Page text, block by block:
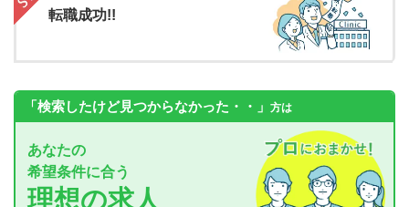
転職成功!!
「検索したけど見つからなかった・・」 方は
あなたの
希望条件に合う
理想の求人